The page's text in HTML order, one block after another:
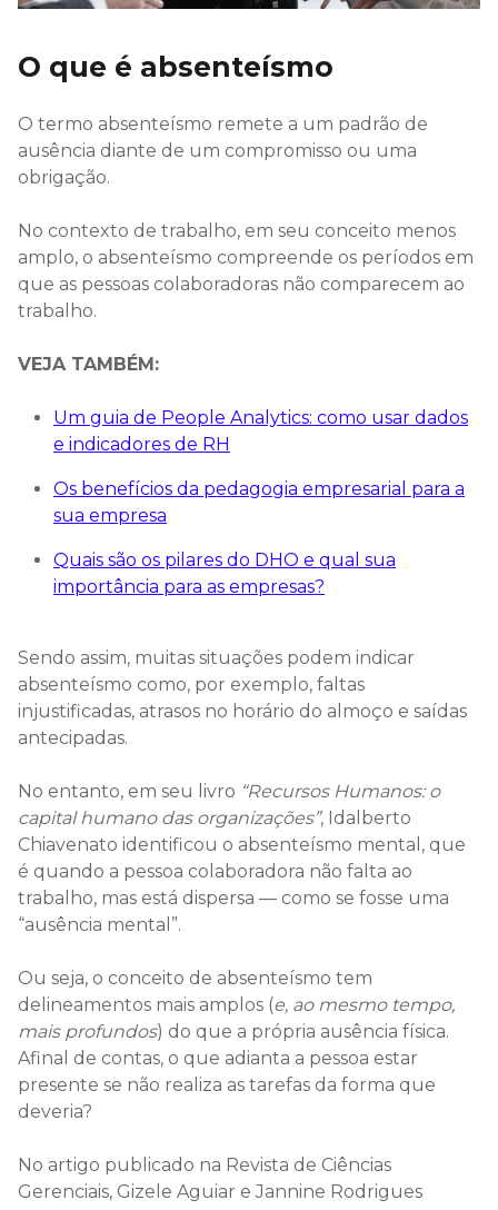
O que é absenteísmo
O termo absenteísmo remete a um padrão de
ausência diante de um compromisso ou uma
obrigação.
No contexto de trabalho, em seu conceito menos
amplo, o absenteísmo compreende os períodos em
que as pessoas colaboradoras não comparecem ao
trabalho.
VEJA TAMBÉM:
Um guia de People Analytics: como usar dados
e indicadores de RH
Os benefícios da pedagogia empresarial para a
sua empresa
Quais são os pilares do DHO e qual sua
importância para as empresas?
Sendo assim, muitas situações podem indicar
absenteísmo como, por exemplo, faltas
injustificadas, atrasos no horário do almoço e saídas
antecipadas.
No entanto, em seu livro “Recursos Humanos: o
capital humano das organizações”, Idalberto
Chiavenato identificou o absenteísmo mental, que
é quando a pessoa colaboradora não falta ao
trabalho, mas está dispersa — como se fosse uma
“ausência mental”.
Ou seja, o conceito de absenteísmo tem
delineamentos mais amplos (e, ao mesmo tempo,
mais profundos) do que a própria ausência física.
Afinal de contas, o que adianta a pessoa estar
presente se não realiza as tarefas da forma que
deveria?
No artigo publicado na Revista de Ciências
Gerenciais, Gizele Aguiar e Jannine Rodrigues